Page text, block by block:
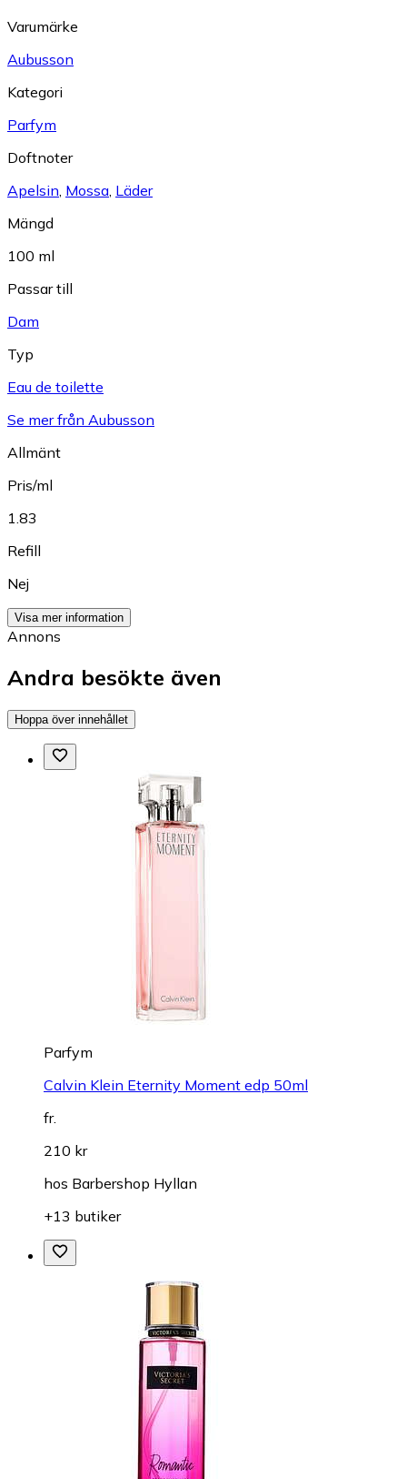
Varumärke
Aubusson
Kategori
Parfym
Doftnoter
Apelsin, Mossa, Läder
Mängd
100 ml
Passar till
Dam
Typ
Eau de toilette
Se mer från Aubusson
Allmänt
Pris/ml
1.83
Refill
Nej
Visa mer information
Annons
Andra besökte även
Hoppa över innehållet
Parfym
Calvin Klein Eternity Moment edp 50ml
fr.
210 kr
hos Barbershop Hyllan
+13 butiker